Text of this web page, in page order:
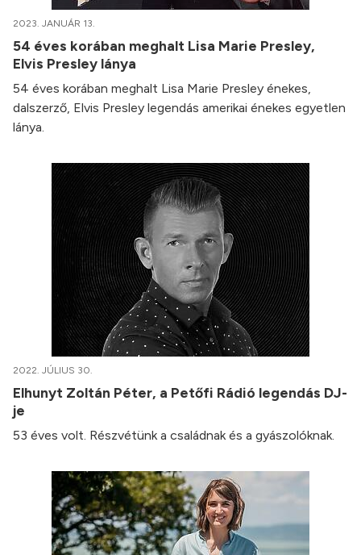
2023. JANUÁR 13.
54 éves korában meghalt Lisa Marie Presley,
Elvis Presley lánya
54 éves korában meghalt Lisa Marie Presley énekes,
dalszerző, Elvis Presley legendás amerikai énekes egyetlen
lánya.
2022. JÚLIUS 30.
Elhunyt Zoltán Péter, a Petőfi Rádió legendás DJ-
je
53 éves volt. Részvétünk a családnak és a gyászolóknak.